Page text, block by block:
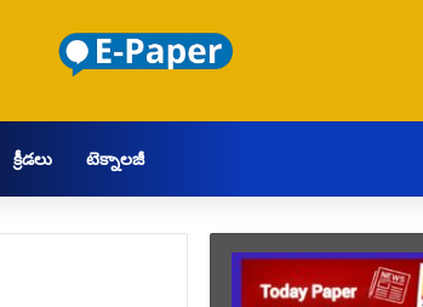
క్రీడలు టెక్నాలజీ